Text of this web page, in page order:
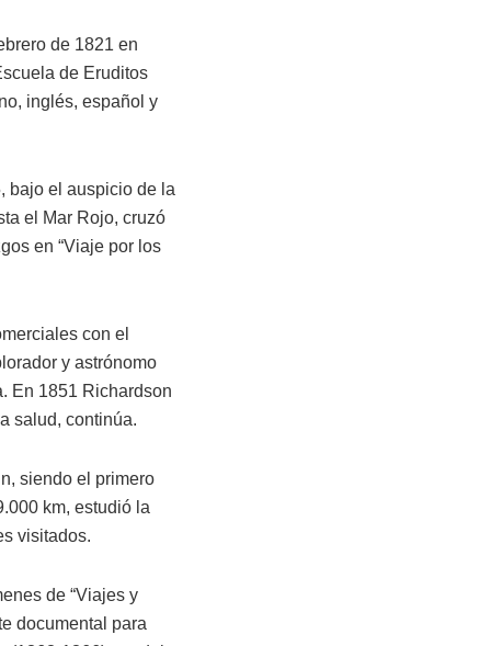
de 1821 en
de Eruditos
inglés, español y
bajo el auspicio de la
el Mar Rojo, cruzó
en “Viaje por los
con el
y astrónomo
En 1851 Richardson
salud, continúa.
siendo el primero
km, estudió la
visitados.
de “Viajes y
documental para